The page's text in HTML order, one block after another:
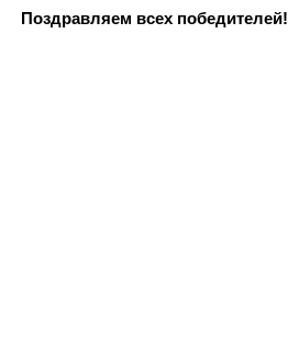
Поздравляем всех победителей!